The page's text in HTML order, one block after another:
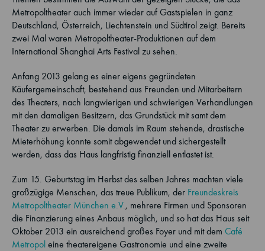
Metropoltheater auch immer wieder auf Gastspielen in ganz
Deutschland, Österreich, Liechtenstein und Südtirol zeigt. Bereits
zwei Mal waren Metropoltheater-Produktionen auf dem
International Shanghai Arts Festival zu sehen.
Anfang 2013 gelang es einer eigens gegründeten
Käufergemeinschaft, bestehend aus Freunden und Mitarbeitern
des Theaters, nach langwierigen und schwierigen Verhandlungen
mit den damaligen Besitzern, das Grundstück mit samt dem
Theater zu erwerben. Die damals im Raum stehende, drastische
Mieterhöhung konnte somit abgewendet und sichergestellt
werden, dass das Haus langfristig finanziell entlastet ist.
Zum 15. Geburtstag im Herbst des selben Jahres machten viele
großzügige Menschen, das treue Publikum, der Freundeskreis
Metropoltheater München e.V., mehrere Firmen und Sponsoren
die Finanzierung eines Anbaus möglich, und so hat das Haus seit
Oktober 2013 ein ausreichend großes Foyer und mit dem Café
Metropol eine theatereigene Gastronomie und eine zweite